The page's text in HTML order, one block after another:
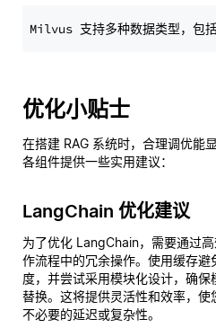
优化小贴士
在搭建 RAG 系统时，合理调优能
各组件提供一些实用建议：
LangChain 优化建议
为了优化 LangChain，需要通过
作流程中的冗余操作。使用缓存
度，并尝试采用模块化设计，确
替换。这将提供灵活性和效率，
不必要的延迟或复杂性。